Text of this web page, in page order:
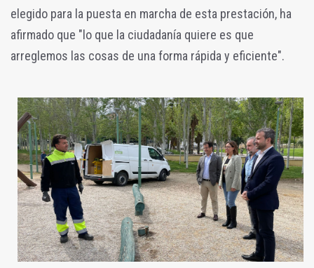
elegido para la puesta en marcha de esta prestación, ha
afirmado que "lo que la ciudadanía quiere es que
arreglemos las cosas de una forma rápida y eficiente".